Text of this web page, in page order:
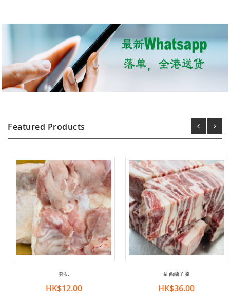
Featured Products
雞扒
HK$12.00
紐西蘭羊腩
HK$36.00